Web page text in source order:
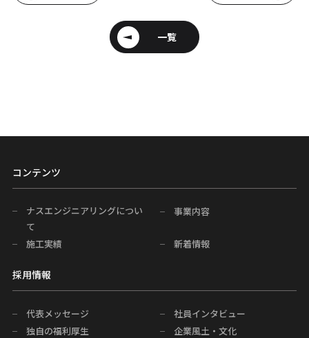
一覧
コンテンツ
ナスエンジニアリングについ
て
事業内容
施工実績 新着情報
採用情報
代表メッセージ
社員インタビュー
独自の福利厚生
企業風土・文化